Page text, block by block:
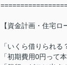
【資金計画・住宅ロ
「いくら借りられる
「初期費用0円って